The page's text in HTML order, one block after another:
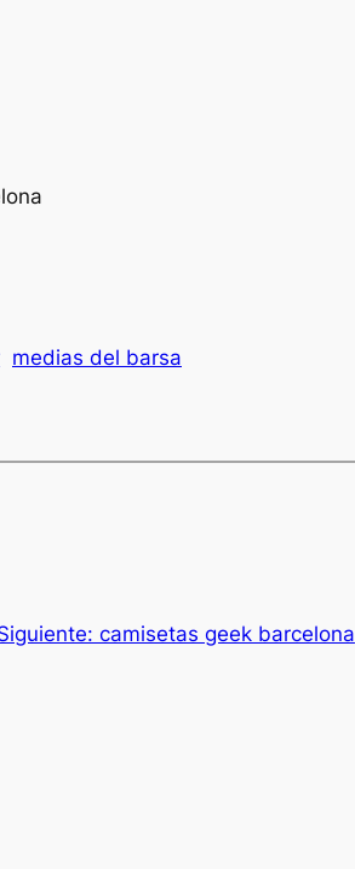
medias del barsa
camisetas geek barcelona